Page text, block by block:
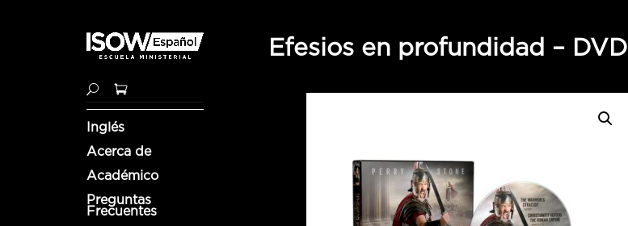
Inglés
Acerca de
Académico
Preguntas
Frecuentes
Efesios en profundidad – DVD